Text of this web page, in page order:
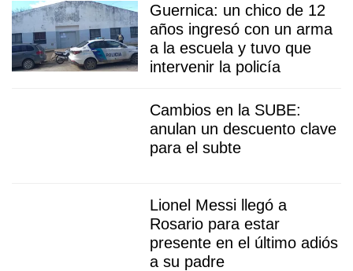
Guernica: un chico de 12
años ingresó con un arma
a la escuela y tuvo que
intervenir la policía
Cambios en la SUBE:
anulan un descuento clave
para el subte
Lionel Messi llegó a
Rosario para estar
presente en el último adiós
a su padre